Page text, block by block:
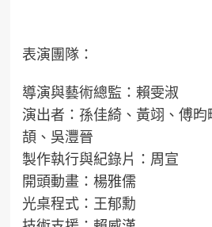
表演團隊：
導演與藝術總監：賴雯淑
演出者：孫佳綺、黃翊、傅
頡、吳灃晉
製作執行與紀錄片：周宣
開頭動畫：楊雅儒
光桌程式：王郁勳